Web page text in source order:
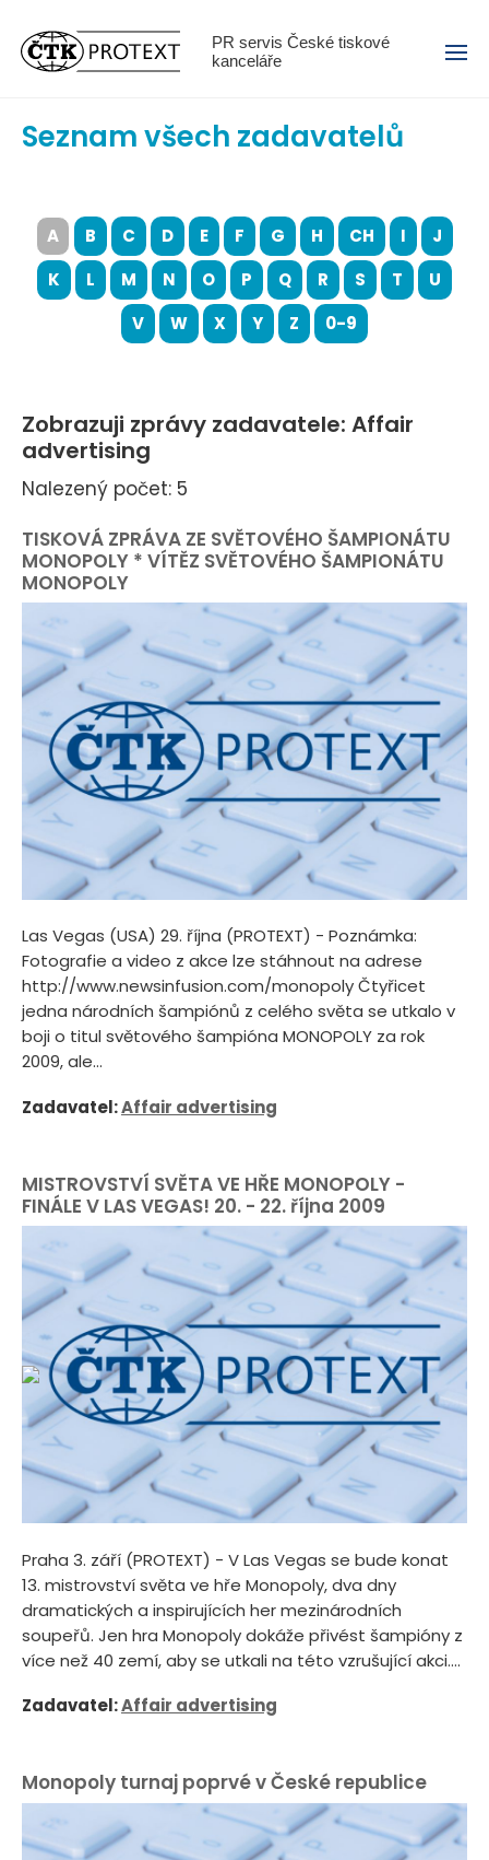
PR servis České tiskové
kanceláře
Menu
Seznam všech zadavatelů
A B C D E F G H CH I
J
K
L M N O P Q R S T
U
V
W X Y Z 0-9
Zobrazuji zprávy zadavatele: Affair
advertising
Nalezený počet: 5
TISKOVÁ ZPRÁVA ZE SVĚTOVÉHO ŠAMPIONÁTU
MONOPOLY * VÍTĚZ SVĚTOVÉHO ŠAMPIONÁTU
MONOPOLY
Las Vegas (USA) 29. října (PROTEXT) - Poznámka:
Fotografie a video z akce lze stáhnout na adrese
http://www.newsinfusion.com/monopoly Čtyřicet
jedna národních šampiónů z celého světa se utkalo v
boji o titul světového šampióna MONOPOLY za rok
2009, ale...
Zadavatel:Affair advertising
MISTROVSTVÍ SVĚTA VE HŘE MONOPOLY -
FINÁLE V LAS VEGAS! 20. - 22. října 2009
Praha 3. září (PROTEXT) - V Las Vegas se bude konat
13. mistrovství světa ve hře Monopoly, dva dny
dramatických a inspirujících her mezinárodních
soupeřů. Jen hra Monopoly dokáže přivést šampióny z
více než 40 zemí, aby se utkali na této vzrušující akci....
Zadavatel:Affair advertising
Monopoly turnaj poprvé v České republice